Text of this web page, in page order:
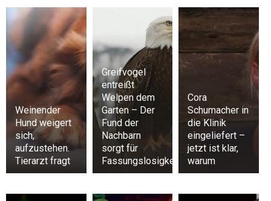
Weinender
Hund weigert
sich,
aufzustehen.
Tierarzt fragt
Greifvogel
entreißt
Welpen dem
Garten – Der
Fund der
Nachbarn
sorgt für
Fassungslosigkeit
Cora
Schumacher in
die Klinik
eingeliefert –
jetzt ist klar,
warum